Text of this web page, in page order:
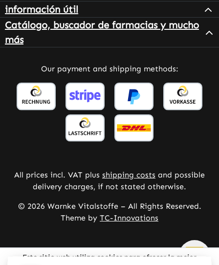
información útil
Catálogo, buscador de farmacias y mucho
más
Our payment and shipping methods:
All prices incl. VAT plus shipping costs and possible
delivery charges, if not stated otherwise.
© 2026 Warnke Vitalstoffe – All Rights Reserved.
Theme by TC-Innovations
Este sitio web utiliza cookies para ofrecer la mejor